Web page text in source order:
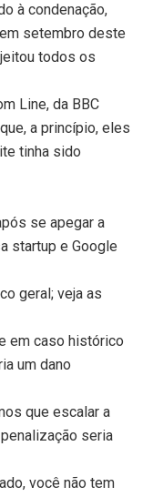
à condenação,
setembro deste
todos os
Line, da BBC
a princípio, eles
tinha sido
se apegar a
startup e Google
geral; veja as
em caso histórico
um dano
que escalar a
seria
você não tem